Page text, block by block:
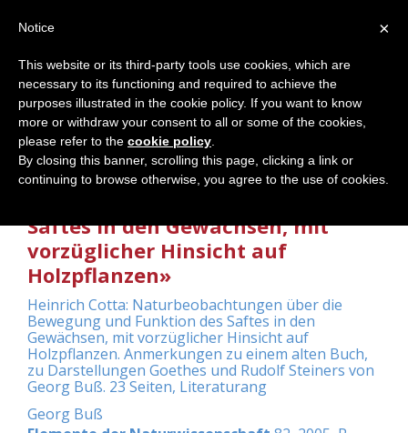
«Naturbeobachtungen über die
Saftes in den Gewächsen, mit
vorzüglicher Hinsicht auf
Holzpflanzen»
Heinrich Cotta: Naturbeobachtungen über die
Bewegung und Funktion des Saftes in den
Gewächsen, mit vorzüglicher Hinsicht auf
Holzpflanzen. Anmerkungen zu einem alten Buch,
zu Darstellungen Goethes und Rudolf Steiners von
Georg Buß. 23 Seiten, Literaturang
Georg Buß
×
Notice
This website or its third-party tools use cookies, which are
necessary to its functioning and required to achieve the
purposes illustrated in the cookie policy. If you want to know
more or withdraw your consent to all or some of the cookies,
please refer to the cookie policy
By closing this banner, scrolling this page, clicking a link or
continuing to browse otherwise, you agree to the use of cookies.